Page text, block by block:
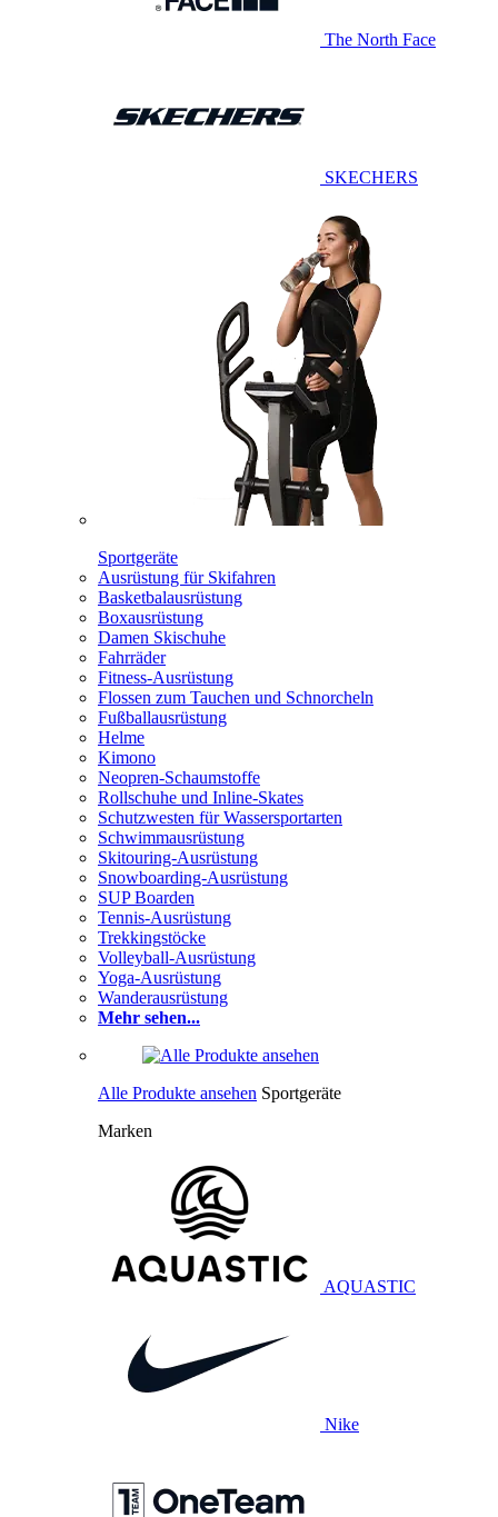
The North Face
SKECHERS
Sportgeräte
Ausrüstung für Skifahren
Basketbalausrüstung
Boxausrüstung
Damen Skischuhe
Fahrräder
Fitness-Ausrüstung
Flossen zum Tauchen und Schnorcheln
Fußballausrüstung
Helme
Kimono
Neopren-Schaumstoffe
Rollschuhe und Inline-Skates
Schutzwesten für Wassersportarten
Schwimmausrüstung
Skitouring-Ausrüstung
Snowboarding-Ausrüstung
SUP Boarden
Tennis-Ausrüstung
Trekkingstöcke
Volleyball-Ausrüstung
Yoga-Ausrüstung
Wanderausrüstung
Mehr sehen...
Alle Produkte ansehen Sportgeräte
Marken
AQUASTIC
Nike